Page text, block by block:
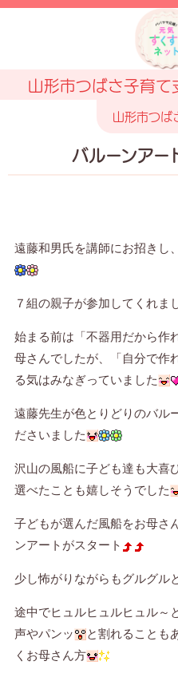
山形市つばさ子育
山形市つば
バルーンア
遠藤和男氏を講師にお招きし
７組の親子が参加してくれま
始まる前は「不器用だから作
母さんでしたが、「自分で作
る気はみなぎっていました
遠藤先生が色とりどりのバル
ださいました
沢山の風船に子ども達も大喜
選べたことも嬉しそうでした
子どもが選んだ風船をお母さ
ンアートがスタート
少し怖がりながらもグルグル
途中でヒュルヒュルヒュル～
声やパンッ
と割れることも
くお母さん方